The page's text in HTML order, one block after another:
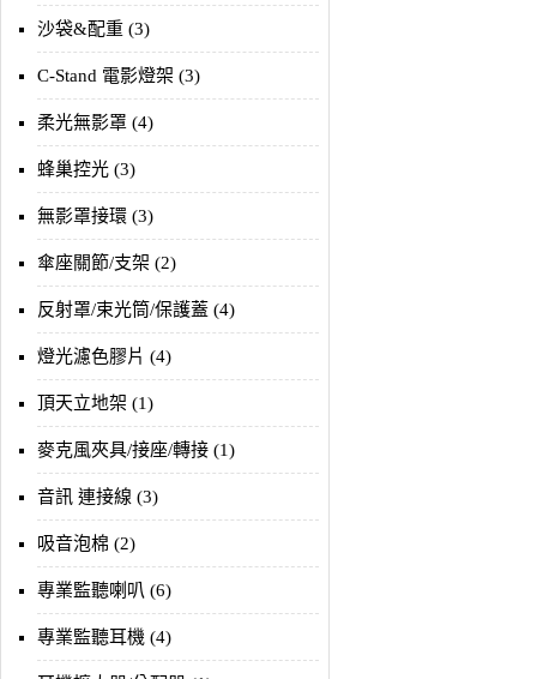
沙袋&配重 (3)
C-Stand 電影燈架 (3)
柔光無影罩 (4)
蜂巢控光 (3)
無影罩接環 (3)
傘座關節/支架 (2)
反射罩/束光筒/保護蓋 (4)
燈光濾色膠片 (4)
頂天立地架 (1)
麥克風夾具/接座/轉接 (1)
音訊 連接線 (3)
吸音泡棉 (2)
專業監聽喇叭 (6)
專業監聽耳機 (4)